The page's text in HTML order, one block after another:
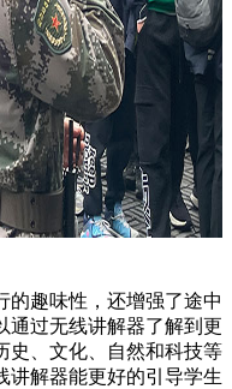
的趣味性，还增强了途中
通过无线讲解器了解到更
史、文化、自然和科技等
讲解器能更好的引导学生